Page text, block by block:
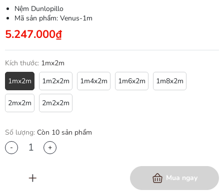
Nệm Dunlopillo
Mã sản phẩm: Venus-1m
5.247.000₫
Kích thước: 1mx2m
1mx2m
1m2x2m 1m4x2m 1m6x2m 1m8x2m
2mx2m 2m2x2m
Số lượng: Còn 10 sản phẩm
-
+
Mua ngay